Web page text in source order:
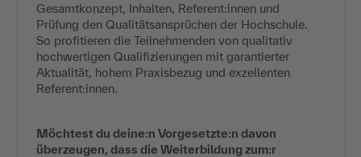
Gesamtkonzept, Inhalten, Referent:innen und
Prüfung den Qualitätsansprüchen der Hochschule.
So profitieren die Teilnehmenden von qualitativ
hochwertigen Qualifizierungen mit garantierter
Aktualität, hohem Praxisbezug und exzellenten
Referent:innen.
Möchtest du deine:n Vorgesetzte:n davon
überzeugen, dass die Weiterbildung zum:r